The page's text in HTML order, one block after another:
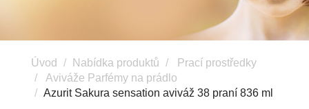
Úvod Nabídka produktů
Prací prostředky
Aviváže Parfémy na prádlo
Azurit Sakura sensation aviváž 38 praní 836 ml